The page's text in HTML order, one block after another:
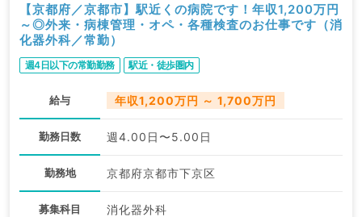
【京都府／京都市】駅近くの病院です！年収1,200万円
～◎外来・病棟管理・オペ・各種検査のお仕事です（消
化器外科／常勤）
週4日以下の常勤勤務 駅近・徒歩圏内
給与 年収1,200万円 ～ 1,700万円
勤務日数 週4.00日〜5.00日
勤務地 京都府京都市下京区
募集科目 消化器外科